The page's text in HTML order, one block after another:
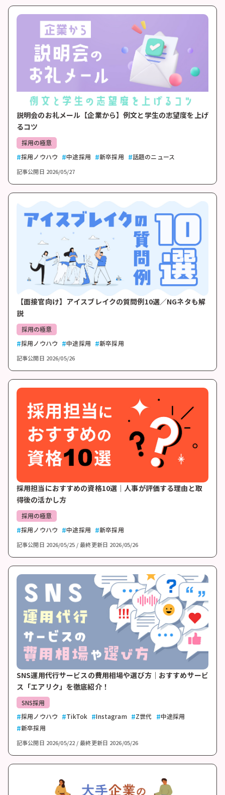
説明会のお礼メール【企業から】例文と学生の志望度を上げ
るコツ
採用の極意
採用ノウハウ
中途採用 新卒採用 話題のニュース
記事公開日 2026/05/27
【面接官向け】アイスブレイクの質問例10選／NGネタも解
説
採用の極意
採用ノウハウ
中途採用 新卒採用
記事公開日 2026/05/26
採用担当におすすめの資格10選｜人事が評価する理由と取
得後の活かし方
採用の極意
採用ノウハウ
中途採用 新卒採用
記事公開日 2026/05/25 最終更新日 2026/05/26
SNS運用代行サービスの費用相場や選び方｜おすすめサービ
ス「エアリク」を徹底紹介！
SNS採用
採用ノウハウ
TikTok Instagram Z世代
中途採用
新卒採用
記事公開日 2026/05/22 最終更新日 2026/05/26